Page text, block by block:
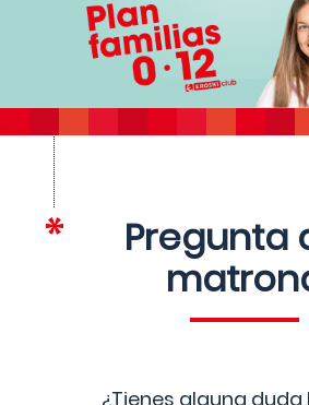
Pregunta
¿Tienes alguna